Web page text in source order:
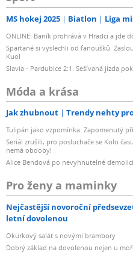
MS hokej 2025 Biatlon Liga
ONLINE: Baník prohrává v Hradci a jde
Sparťané si vyslechli od fanoušků.
Kuol
Slavia - Pardubice 2:1. Sešívaná jízda
Móda a krása
Jak zhubnout Trendy nehty
Tulipán jako vzpomínka: Zapomenutý
Seriál zrušili, pro posluchače se Kolo
nemá obdoby!
Alice Bendová po nevyhnutelné
Pro ženy a maminky
Nejčastější novoroční
letní dovolenou
Okurkový salát s novými brambory
Dobrý základ na dovolenou nejen u